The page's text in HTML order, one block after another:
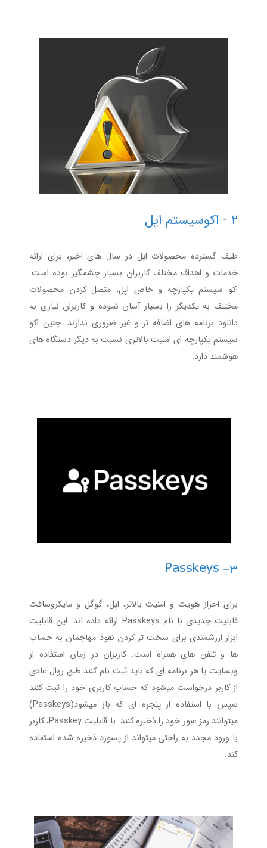
۲ - اکوسیستم اپل
طیف گسترده محصولات اپل در سال های اخیر، برای ارائه
خدمات و اهداف مختلف کاربران بسیار چشمگیر بوده است.
اکو سیستم یکپارچه و خاص اپل، متصل کردن محصولات
مختلف به یکدیگر را بسیار آسان نموده و کاربران نیازی به
دانلود برنامه های اضافه تر و غیر ضروری ندارند. چنین اکو
سیستم یکپارچه ای امنیت بالاتری نسبت به دیگر دستگاه های
هوشمند دارد.
3- Passkeys
برای احراز هویت و امنیت بالاتر، اپل، گوگل و مایکروسافت
قابلیت جدیدی با نام Passkeys ارائه داده اند. این قابلیت
ابزار ارزشمندی برای سخت تر کردن نفوذ مهاجمان به حساب
ها و تلفن های همراه است. کاربران در زمان استفاده از
وبسایت یا هر برنامه ای که باید ثبت نام کنند طبق روال عادی
از کاربر درخواست میشود که حساب کاربری خود را ثبت کنند
سپس با استفاده از پنجره ای که باز میشود(Passkeys)
میتوانند رمز عبور خود را ذخیره کنند. با قابلیت Passkey، کاربر
با ورود مجدد به راحتی میتواند از پسورد ذخیره شده استفاده
کند.